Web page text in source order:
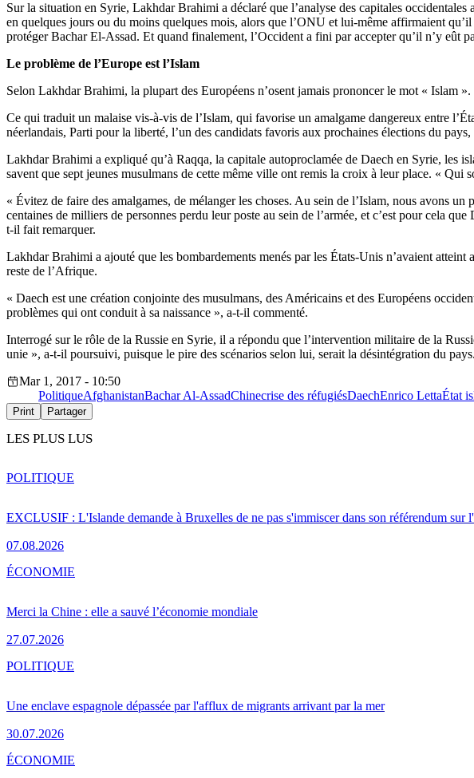
Sur la situation en Syrie, Lakhdar Brahimi a déclaré que l’analyse des capitales
en quelques jours ou du moins quelques mois, alors que l’ONU et lui-même affirmaient
protéger Bachar El-Assad. Et quand finalement, l’Occident a fini par accepter qu’il n’y eût
Le problème de l’Europe est l’Islam
Selon Lakhdar Brahimi, la plupart des Européens n’osent jamais prononcer le mot « Islam ».
Ce qui traduit un malaise vis-à-vis de l’Islam, qui favorise un amalgame dangereux entre
néerlandais, Parti pour la liberté, l’un des candidats favoris aux prochaines élections du
Lakhdar Brahimi a expliqué qu’à Raqqa, la capitale autoproclamée de Daech en Syrie, les
savent que sept jeunes musulmans de cette même ville ont remis la croix à leur place. «
« Évitez de faire des amalgames, de mélanger les choses. Au sein de l’Islam, nous avons
centaines de milliers de personnes perdu leur poste au sein de l’armée, et c’est pour cela
t-il fait remarquer.
Lakhdar Brahimi a ajouté que les bombardements menés par les États-Unis n’avaient
reste de l’Afrique.
« Daech est une création conjointe des musulmans, des Américains et des Européens
problèmes qui ont conduit à sa naissance », a-t-il commenté.
Interrogé sur le rôle de la Russie en Syrie, il a répondu que l’intervention militaire de la
unie », a-t-il poursuivi, puisque le pire des scénarios selon lui, serait la désintégration du pays.
Mar 1, 2017 - 10:50
PolitiqueAfghanistanBachar Al-AssadChinecrise des réfugiésDaechEnrico LettaÉtat
Print Partager
LES PLUS LUS
EXCLUSIF : L'Islande demande à Bruxelles de ne pas s'immiscer dans son référendum sur
07.08.2026
POLITIQUE
Merci la Chine : elle a sauvé l’économie mondiale
27.07.2026
ÉCONOMIE
Une enclave espagnole dépassée par l'afflux de migrants arrivant par la mer
30.07.2026
POLITIQUE
ÉCONOMIE